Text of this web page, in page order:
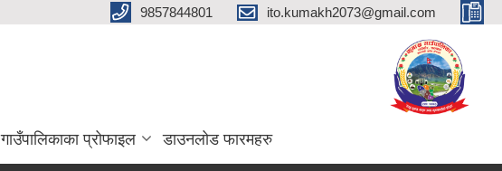
9857844801 ito.kumakh2073@gmail.com
गाउँपालिकाका प्रोफाइल डाउनलोड फारमहरु